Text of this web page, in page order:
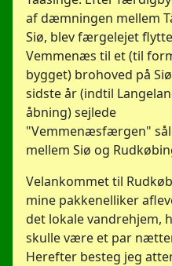
af dæmningen mellem
Siø, blev færgelejet
Vemmenæs til et (til
bygget) brohoved på
sidste år (indtil
åbning) sejlede
"Vemmenæsfærgen"
mellem Siø og
Velankommet til
mine pakkenelliker
det lokale vandrehjem,
skulle være et par
Herefter besteg jeg